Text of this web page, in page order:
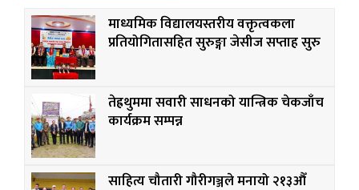
माध्यमिक विद्यालयस्तरीय वक्तृत्वकला
प्रतियोगितासहित सुरुङ्गा जेसीज सप्ताह सुरु
तेह्रथुममा सवारी साधनको यान्त्रिक चेकजाँच
कार्यक्रम सम्पन्न
साहित्य चौतारी गौरीगञ्जले मनायो २१३औँ